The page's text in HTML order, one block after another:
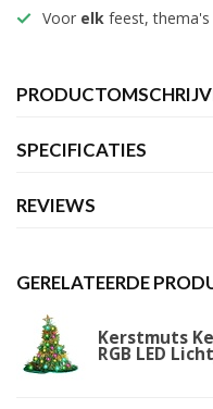
Voor elk feest, thema's
SPECIFICATIES
REVIEWS
GERELATEERDE
Kerstmuts
RGB LED